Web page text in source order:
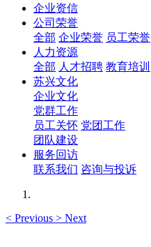
企业资信
公司荣誉
全部 企业荣誉 员工荣誉
人力资源
全部 人才招聘 教育培训
苏兴文化
企业文化
党群工作
员工关怀 党团工作
团队建设
服务回访
联系我们 咨询与投诉
< Previous > Next